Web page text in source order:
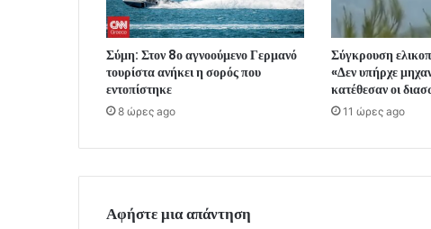
Σύμη: Στον 8ο αγνοούμενο Γερμανό
τουρίστα ανήκει η σορός που
εντοπίστηκε
8 ώρες ago
Σύγκρουση
«Δεν υπήρχε
κατέθεσαν οι
11 ώρες ago
Αφήστε μια απάντηση